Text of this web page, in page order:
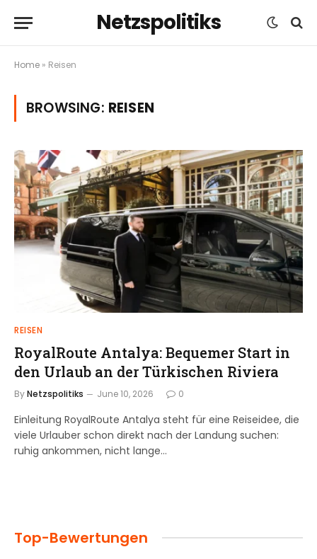
Netzspolitiks
Home » Reisen
BROWSING: REISEN
REISEN
RoyalRoute Antalya: Bequemer Start in
den Urlaub an der Türkischen Riviera
ByNetzspolitiks June 10, 2026 0
Einleitung RoyalRoute Antalya steht für eine Reiseidee, die
viele Urlauber schon direkt nach der Landung suchen:
ruhig ankommen, nicht lange…
Top-Bewertungen